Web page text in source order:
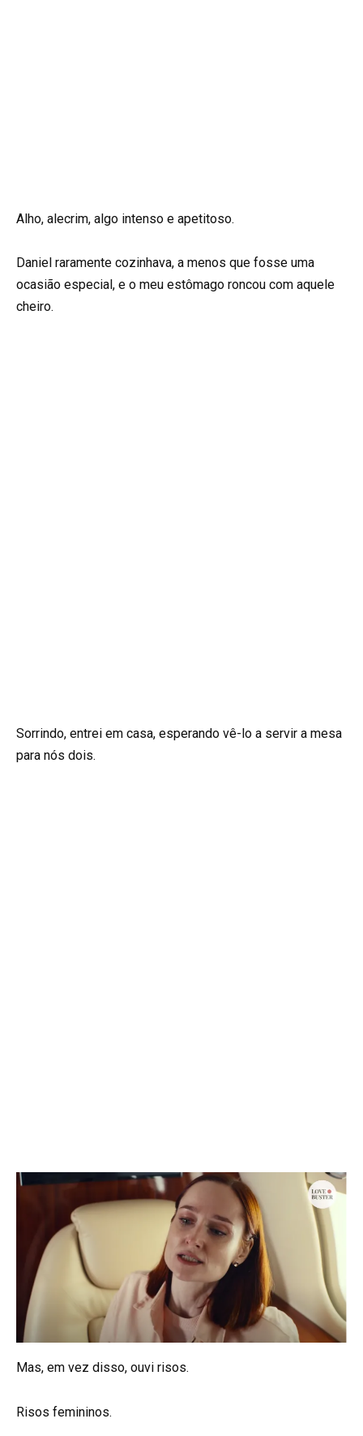
Alho, alecrim, algo intenso e apetitoso.
Daniel raramente cozinhava, a menos que fosse uma
ocasião especial, e o meu estômago roncou com aquele
cheiro.
Sorrindo, entrei em casa, esperando vê-lo a servir a mesa
para nós dois.
Mas, em vez disso, ouvi risos.
Risos femininos.